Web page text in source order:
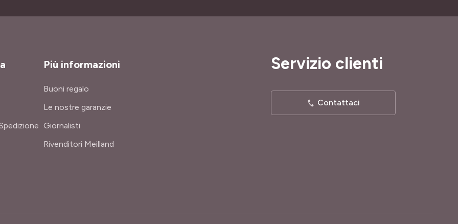
Più informazioni
Buoni regalo
Le nostre garanzie
Giornalisti
Rivenditori Meilland
Servizio clienti
Contattaci